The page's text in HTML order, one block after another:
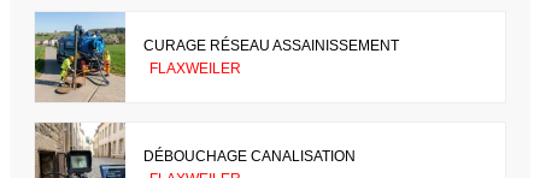
CURAGE RÉSEAU ASSAINISSEMENT
FLAXWEILER
DÉBOUCHAGE CANALISATION